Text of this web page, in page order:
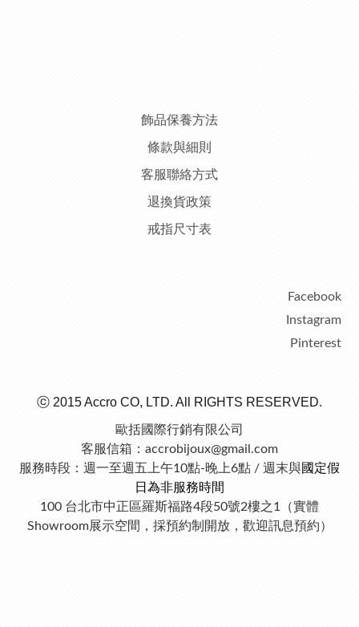
飾品保養方法
條款與細則
客服聯絡方式
退換貨政策
戒指尺寸表
Facebook
Instagram
Pinterest
ⓒ 2015 Accro CO, LTD. All RIGHTS RESERVED.
歐括國際行銷有限公司
客服信箱：accrobijoux@gmail.com
服務時段：週一至週五上午10點-晚上6點 / 週末與國定假
日為非服務時間
100 台北市中正區羅斯福路4段50號2樓之1（實體
Showroom展示空間，採預約制開放，歡迎訊息預約）